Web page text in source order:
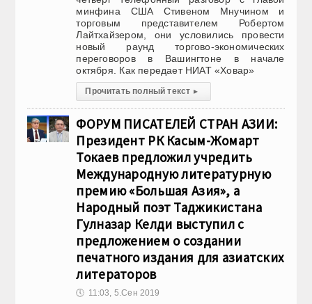
минфина США Стивеном Мнучином и
торговым представителем Робертом
Лайтхайзером, они условились провести
новый раунд торгово-экономических
переговоров в Вашингтоне в начале
октября. Как передает НИАТ «Ховар»
Прочитать полный текст ▸
ФОРУМ ПИСАТЕЛЕЙ СТРАН АЗИИ:
Президент РК Касым-Жомарт
Токаев предложил учредить
Международную литературную
премию «Большая Азия», а
Народный поэт Таджикистана
Гулназар Келди выступил с
предложением о создании
печатного издания для азиатских
литераторов
🕔 11:03, 5.Сен 2019